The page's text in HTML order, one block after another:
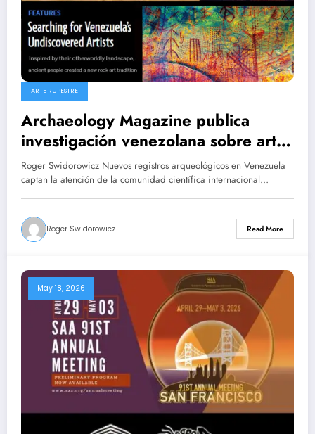
ARTE RUPESTRE
Archaeology Magazine publica
investigación venezolana sobre arte
rupestre en Canaima
Roger Swidorowicz Nuevos registros arqueológicos en Venezuela
captan la atención de la comunidad científica internacional…
Roger Swidorowicz Read More
May 18, 2026